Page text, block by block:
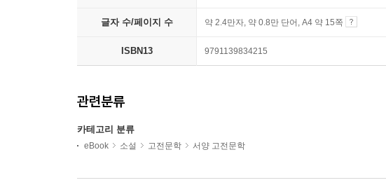
글자 수/페이지 수 약 2.4만자, 약 0.8만 단어, A4 약 15쪽
ISBN13 9791139834215
관련분류
카테고리 분류
eBook 소설 고전문학 서양 고전문학